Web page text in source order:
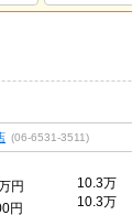
(06-6531-3511)
円
円
10.3万
10.3万